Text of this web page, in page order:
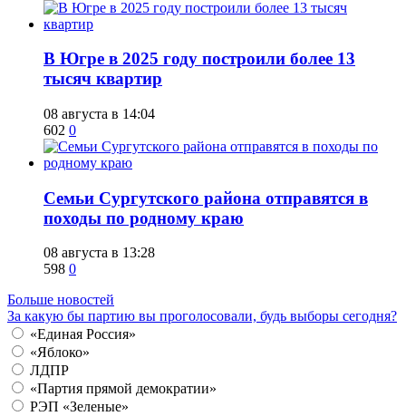
​В Югре в 2025 году построили более 13
тысяч квартир
08 августа в 14:04
602 0
​Семьи Сургутского района отправятся в
походы по родному краю
08 августа в 13:28
598 0
Больше новостей
За какую бы партию вы проголосовали, будь выборы сегодня?
«Единая Россия»
«Яблоко»
ЛДПР
«Партия прямой демократии»
РЭП «Зеленые»